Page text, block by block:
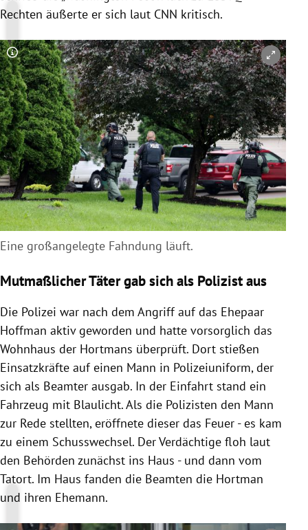
Rechten äußerte er sich laut CNN kritisch.
Copyright-Hinweis öffnen/schließen
Eine großangelegte Fahndung läuft.
Mutmaßlicher Täter gab sich als Polizist aus
Die Polizei war nach dem Angriff auf das Ehepaar
Hoffman aktiv geworden und hatte vorsorglich das
Wohnhaus der Hortmans überprüft. Dort stießen
Einsatzkräfte auf einen Mann in Polizeiuniform, der
sich als Beamter ausgab. In der Einfahrt stand ein
Fahrzeug mit Blaulicht. Als die Polizisten den Mann
zur Rede stellten, eröffnete dieser das Feuer - es kam
zu einem Schusswechsel. Der Verdächtige floh laut
den Behörden zunächst ins Haus - und dann vom
Tatort. Im Haus fanden die Beamten die Hortman
und ihren Ehemann.